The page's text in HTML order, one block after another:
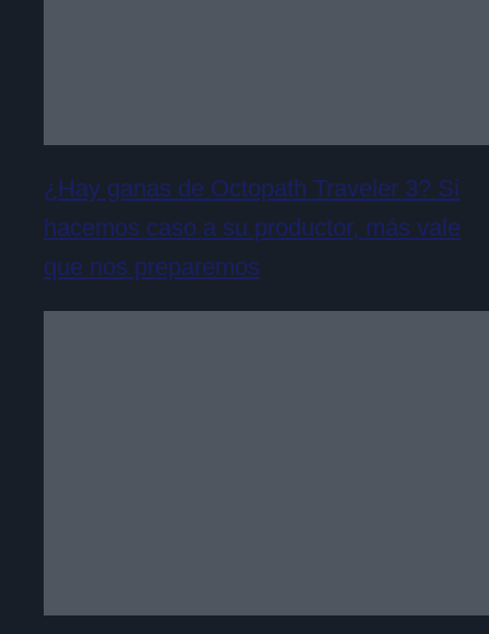
¿Hay ganas de Octopath Traveler 3? Si
hacemos caso a su productor, más vale
que nos preparemos